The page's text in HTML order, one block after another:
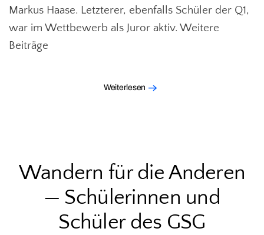
Markus Haase. Letzterer, ebenfalls Schüler der Q1,
war im Wettbewerb als Juror aktiv. Weitere
Beiträge
Weiterlesen
Wandern für die Anderen
— Schülerinnen und
Schüler des GSG